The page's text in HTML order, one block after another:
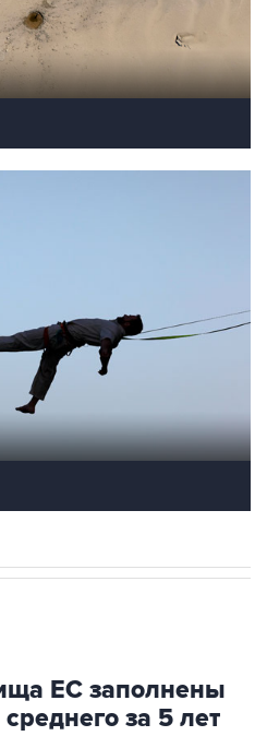
ЕС заполнены
за 5 лет